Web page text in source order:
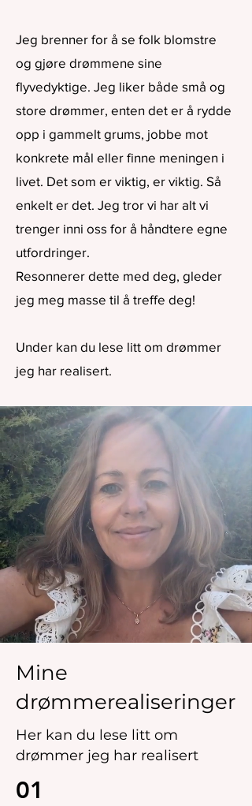
Jeg brenner for å se folk blomstre
og gjøre drømmene sine
flyvedyktige. Jeg liker både små og
store drømmer, enten det er å rydde
opp i gammelt grums, jobbe mot
konkrete mål eller finne meningen i
livet. Det som er viktig, er viktig. Så
enkelt er det. Jeg tror vi har alt vi
trenger inni oss for å håndtere egne
utfordringer.
Resonnerer dette med deg, gleder
jeg meg masse til å treffe deg!
Under kan du lese litt om drømmer
jeg har realisert.
Mine
drømmerealiseringer
Her kan du lese litt om
drømmer jeg har realisert
01